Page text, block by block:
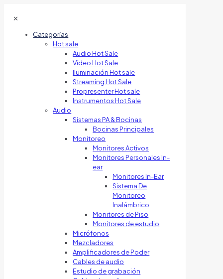
✕
Categorías
Hot sale
Audio Hot Sale
Vídeo Hot Sale
Iluminación Hot sale
Streaming Hot Sale
Propresenter Hot sale
Instrumentos Hot Sale
Audio
Sistemas PA & Bocinas
Bocinas Principales
Monitoreo
Monitores Activos
Monitores Personales In-
ear
Monitores In-Ear
Sistema De
Monitoreo
Inalámbrico
Monitores de Piso
Monitores de estudio
Micrófonos
Mezcladores
Amplificadores de Poder
Cables de audio
Estudio de grabación